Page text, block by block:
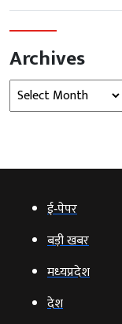
Archives
Archives
ई‑पेपर
बड़ी खबर
मध्‍यप्रदेश
देश